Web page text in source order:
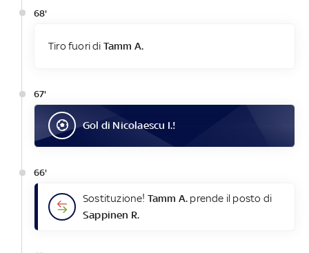
68'
Tiro fuori di Tamm A.
67'
Gol di Nicolaescu I.!
66'
Sostituzione! Tamm A. prende il posto di
Sappinen R.